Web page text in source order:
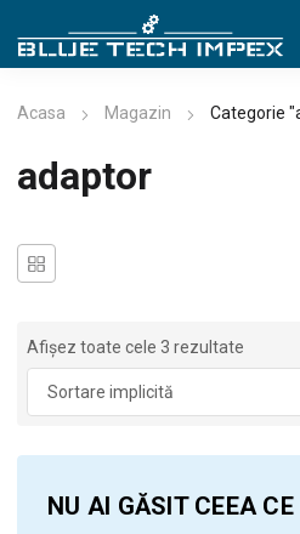
Acasa Magazin Categorie
adaptor
Afișez toate cele 3 rezultate
NU AI GĂSIT CEEA